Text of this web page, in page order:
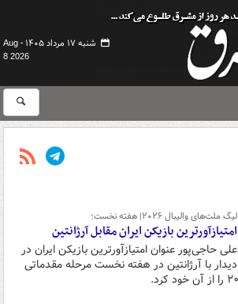
شنبه ۱۷ مرداد ۱۴۰۵ -
Aug
8 2026
لیگ ملت‌های والیبال ۲۰۲۶| هفته نخست؛
امتیازآورترین بازیکن ایران مقابل آرژانتین
علی حاجی‌پور عنوان امتیازآورترین بازیکن ایران در
دیدار با آرژانتین در هفته نخست مرحله مقدماتی